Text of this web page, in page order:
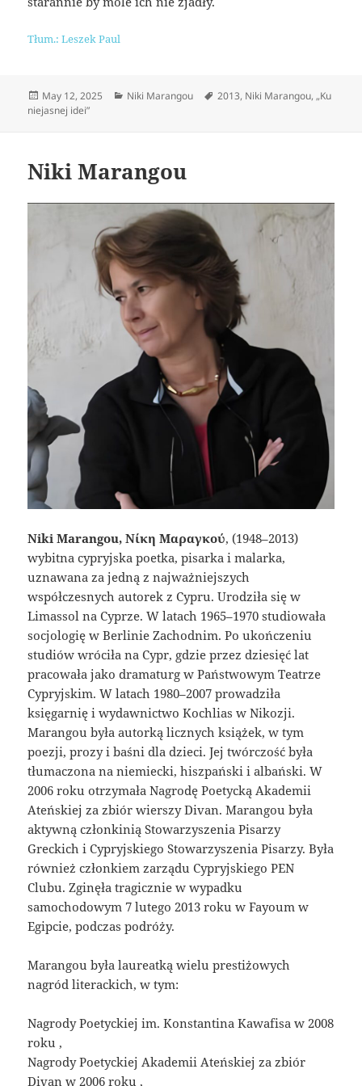
Tłum.: Leszek Paul
Posted
on
May 12, 2025 Categories
Niki Marangou Tags
2013, Niki Marangou,„Ku
niejasnej idei”
Niki Marangou
Niki Marangou, Νίκη Μαραγκού, (1948–2013)
wybitna cypryjska poetka, pisarka i malarka,
uznawana za jedną z najważniejszych
współczesnych autorek z Cypru. Urodziła się w
Limassol na Cyprze. W latach 1965–1970 studiowała
socjologię w Berlinie Zachodnim. Po ukończeniu
studiów wróciła na Cypr, gdzie przez dziesięć lat
pracowała jako dramaturg w Państwowym Teatrze
Cypryjskim. W latach 1980–2007 prowadziła
księgarnię i wydawnictwo Kochlias w Nikozji.
Marangou była autorką licznych książek, w tym
poezji, prozy i baśni dla dzieci. Jej twórczość była
tłumaczona na niemiecki, hiszpański i albański. W
2006 roku otrzymała Nagrodę Poetycką Akademii
Ateńskiej za zbiór wierszy Divan. Marangou była
aktywną członkinią Stowarzyszenia Pisarzy
Greckich i Cypryjskiego Stowarzyszenia Pisarzy. Była
również członkiem zarządu Cypryjskiego PEN
Clubu. Zginęła tragicznie w wypadku
samochodowym 7 lutego 2013 roku w Fayoum w
Egipcie, podczas podróży.
Marangou była laureatką wielu prestiżowych
nagród literackich, w tym:
Nagrody Poetyckiej im. Konstantina Kawafisa w 2008
roku ,
Nagrody Poetyckiej Akademii Ateńskiej za zbiór
Divan w 2006 roku ,